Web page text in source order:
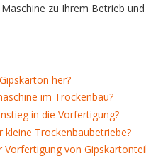
zu Ihrem Betrieb
her?
im Trockenbau?
in die Vorfertigung?
Trockenbaubetriebe?
Vorfertigung von